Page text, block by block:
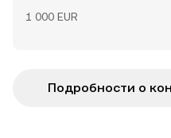
1 000 EUR
Подробности о